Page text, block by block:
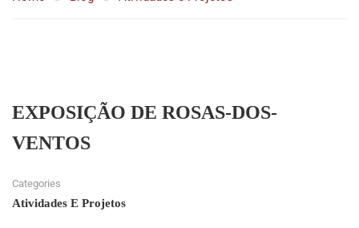
EXPOSIÇÃO DE ROSAS-DOS-
VENTOS
Categories
Atividades E Projetos